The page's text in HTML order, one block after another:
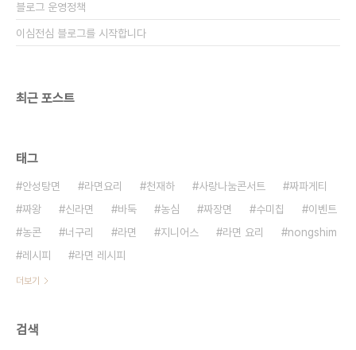
블로그 운영정책
이심전심 블로그를 시작합니다
최근 포스트
태그
안성탕면 라면요리 천재하 사랑나눔콘서트
짜파게티
짜왕
신라면 바둑 농심 짜장면 수미칩
이벤트
농콘
너구리 라면 지니어스 라면 요리
nongshim
레시피
라면 레시피
더보기
검색